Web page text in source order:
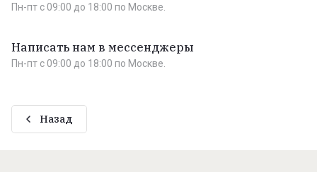
Пн-пт c 09:00 до 18:00 по Москве.
Написать нам в мессенджеры
Пн-пт c 09:00 до 18:00 по Москве.
Назад